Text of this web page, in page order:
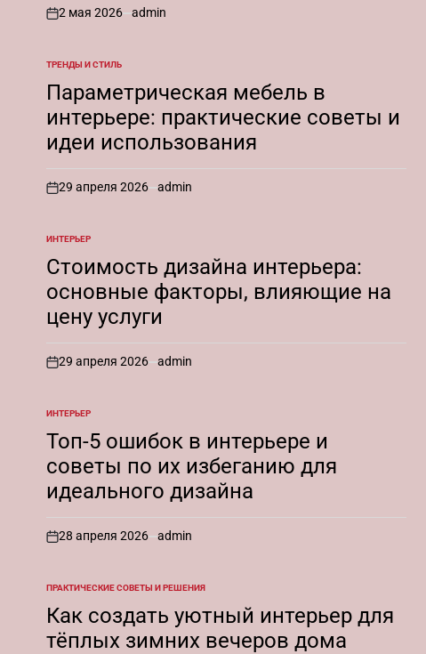
on
2 мая 2026 admin
ОПУБЛИКОВАНО
В
ТРЕНДЫ И СТИЛЬ
Параметрическая мебель в
интерьере: практические советы и
идеи использования
on
29 апреля 2026 admin
ОПУБЛИКОВАНО
ИНТЕРЬЕР
Стоимость дизайна интерьера:
основные факторы, влияющие на
цену услуги
on
29 апреля 2026 admin
ОПУБЛИКОВАНО
В
ИНТЕРЬЕР
Топ-5 ошибок в интерьере и
советы по их избеганию для
идеального дизайна
on
28 апреля 2026 admin
ОПУБЛИКОВАНО
В
ПРАКТИЧЕСКИЕ СОВЕТЫ И РЕШЕНИЯ
Как создать уютный интерьер для
тёплых зимних вечеров дома